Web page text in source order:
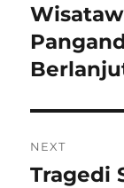
post:
NEXT
Next
Tragedi